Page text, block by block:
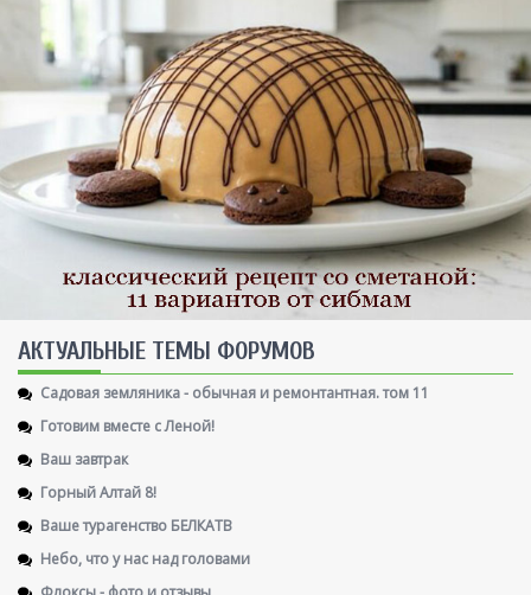
AКТУАЛЬНЫЕ ТЕМЫ ФОРУМОВ
Садовая земляника - обычная и ремонтантная. том 11
Готовим вместе с Леной!
Ваш завтрак
Горный Алтай 8!
Ваше турагенство БЕЛКАТВ
Небо, что у нас над головами